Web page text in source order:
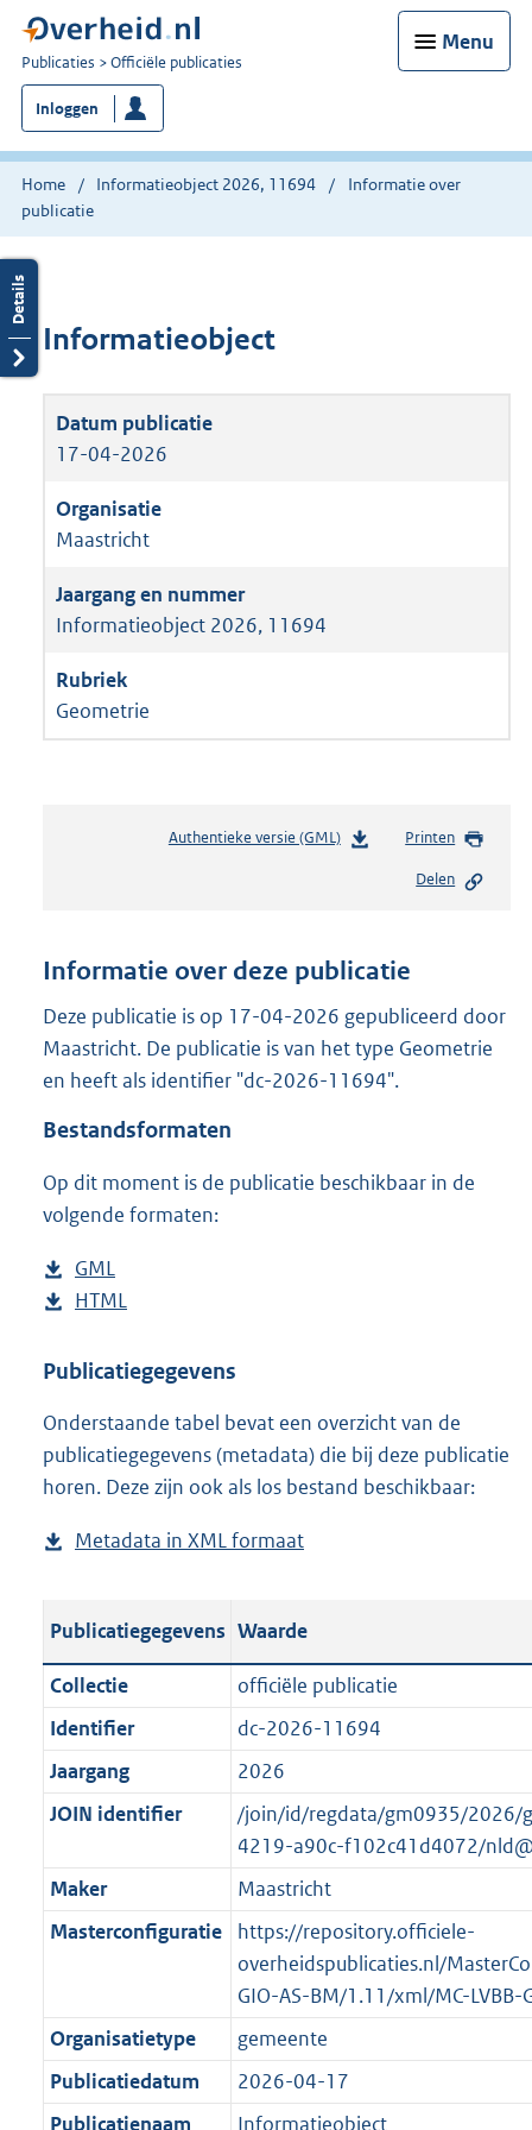
Menu
U
bent
nu
hier:
Publicaties Officiële publicaties
Inloggen
Home Informatieobject 2026, 11694
Informatie over
publicatie
Informatieobject
17-04-2026
Maastricht
Informatieobject 2026, 11694
Geometrie
Authentieke versie (GML)b
n
s
r
o
e
Printen
Delen
Informatie over deze publicatie
Deze publicatie is op 17-04-2026 gepubliceerd door
Maastricht. De publicatie is van het type Geometrie
en heeft als identifier "dc-2026-11694".
Bestandsformaten
Op dit moment is de publicatie beschikbaar in de
volgende formaten:
D
o
n
o
a
d
u
l
c
a
t
i
e
n
f
o
a
a
t
GML
e
t
n
d
s
r
o
t
e
:
1
3
b
D
w
l
o
a
p
b
i
c
a
t
i
i
n
f
m
a
a
HTML
s
a
n
d
g
o
t
t
e
:
o
b
e
k
d
Publicatiegegevens
Onderstaande tabel bevat een overzicht van de
publicatiegegevens (metadata) die bij deze publicatie
horen. Deze zijn ook als los bestand beschikbaar:
Metadata in XML formaat
t
a
n
d
g
r
o
o
t
t
e
:
1
K
b
Publicatiegegevens Waarde
Collectie
officiële publicatie
Identifier
dc-2026-11694
Jaargang
2026
JOIN identifier
/join/id/regdata/gm0935/2026/
4219-a90c-f102c41d4072/
Maker
Maastricht
Masterconfiguratie
https://repository.officiele-
overheidspublicaties.nl/
GIO-AS-BM/1.11/xml/MC-LVBB-
Organisatietype
gemeente
Publicatiedatum
2026-04-17
Publicatienaam
Informatieobject